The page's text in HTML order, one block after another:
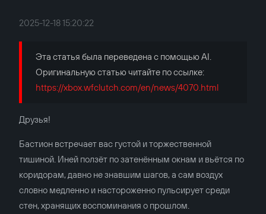
2025-12-18 15:20:22
Эта статья была переведена с помощью AI.
Оригинальную статью читайте по ссылке:
https://xbox.wfclutch.com/en/news/4070.html
Друзья!
Бастион встречает вас густой и торжественной
тишиной. Иней ползёт по затенённым окнам и вьётся по
коридорам, давно не знавшим шагов, а сам воздух
словно медленно и настороженно пульсирует среди
стен, хранящих воспоминания о прошлом.